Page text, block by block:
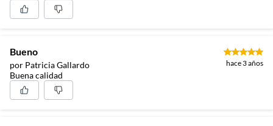
Bueno
por Patricia Gallardo hace 3 años
Buena calidad